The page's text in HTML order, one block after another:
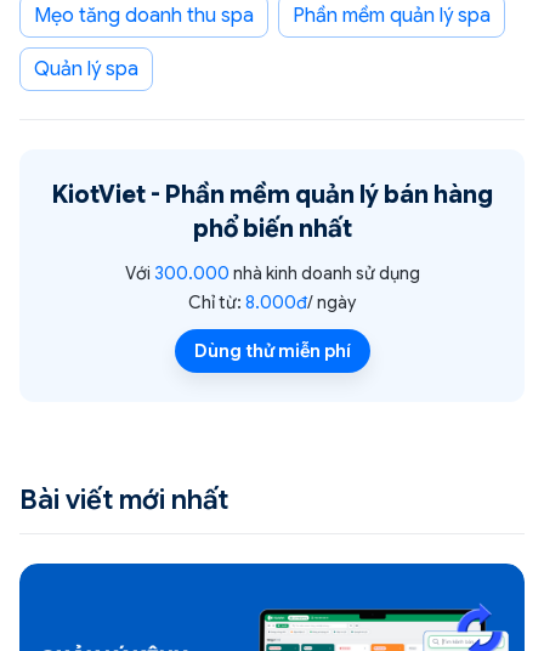
Mẹo tăng doanh thu spa phần mềm quản lý spa
Quản lý spa
KiotViet - Phần mềm quản lý bán hàng
phổ biến nhất
Với 300.000 nhà kinh doanh sử dụng
Chỉ từ: 8.000đ/ ngày
Dùng thử miễn phí
Bài viết mới nhất